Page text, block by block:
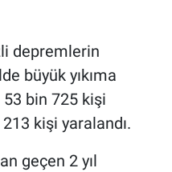
depremlerin
büyük yıkıma
bin 725 kişi
kişi yaralandı.
geçen 2 yıl